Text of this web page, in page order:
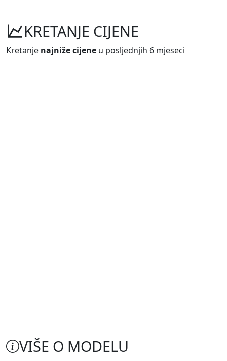
KRETANJE CIJENE
Kretanje najniže cijene u posljednjih 6 mjeseci
VIŠE O MODELU